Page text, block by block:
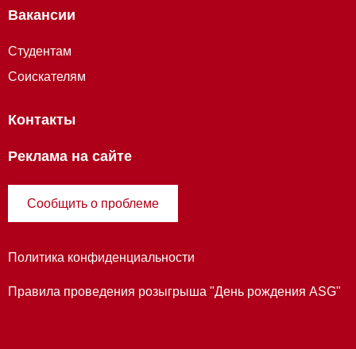
Вакансии
Студентам
Соискателям
Контакты
Реклама на сайте
Сообщить о проблеме
Политика конфиденциальности
Правила проведения розыгрыша "День рождения ASG"